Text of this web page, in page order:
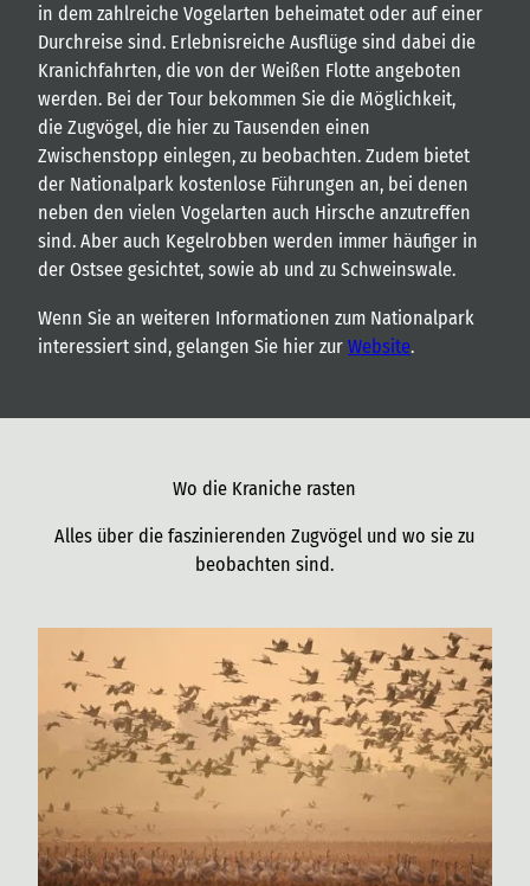
in dem zahlreiche Vogelarten beheimatet oder auf einer
Durchreise sind. Erlebnisreiche Ausflüge sind dabei die
Kranichfahrten, die von der Weißen Flotte angeboten
werden. Bei der Tour bekommen Sie die Möglichkeit,
die Zugvögel, die hier zu Tausenden einen
Zwischenstopp einlegen, zu beobachten. Zudem bietet
der Nationalpark kostenlose Führungen an, bei denen
neben den vielen Vogelarten auch Hirsche anzutreffen
sind. Aber auch Kegelrobben werden immer häufiger in
der Ostsee gesichtet, sowie ab und zu Schweinswale.
Wenn Sie an weiteren Informationen zum Nationalpark
interessiert sind, gelangen Sie hier zur Website.
Wo die Kraniche rasten
Alles über die faszinierenden Zugvögel und wo sie zu
beobachten sind.